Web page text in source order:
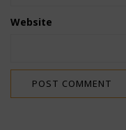
Website